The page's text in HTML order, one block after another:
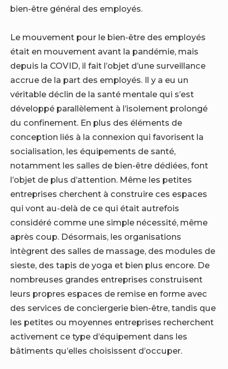
bien-être général des employés.
Le mouvement pour le bien-être des employés
était en mouvement avant la pandémie, mais
depuis la COVID, il fait l’objet d’une surveillance
accrue de la part des employés. Il y a eu un
véritable déclin de la santé mentale qui s’est
développé parallèlement à l’isolement prolongé
du confinement. En plus des éléments de
conception liés à la connexion qui favorisent la
socialisation, les équipements de santé,
notamment les salles de bien-être dédiées, font
l’objet de plus d’attention. Même les petites
entreprises cherchent à construire ces espaces
qui vont au-delà de ce qui était autrefois
considéré comme une simple nécessité, même
après coup. Désormais, les organisations
intègrent des salles de massage, des modules de
sieste, des tapis de yoga et bien plus encore. De
nombreuses grandes entreprises construisent
leurs propres espaces de remise en forme avec
des services de conciergerie bien-être, tandis que
les petites ou moyennes entreprises recherchent
activement ce type d’équipement dans les
bâtiments qu’elles choisissent d’occuper.